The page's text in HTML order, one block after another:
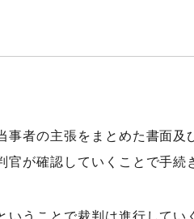
事者の主張をまとめた書面及
が確認していくことで手続